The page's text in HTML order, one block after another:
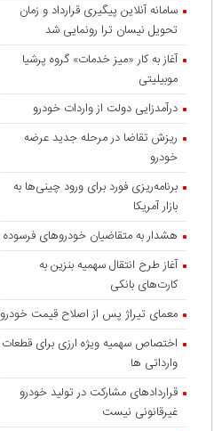
سامانه آنلاین پیگیری قرارداد‌ و زمان
تحویل نیسان ترا رونمایی شد
آغاز به کار «میز خدمات» گروه پرشیا
موبیلیتی
درآمدزایی دولت از واردات خودرو
ریزش تقاضا در مرحله جدید عرضه
خودرو
برنامه‌ریزی فورد برای ورود چینی‌ها به
بازار آمریکا
هشدار به متقاضیان خودروهای فرسوده
آغاز طرح انتقال سهمیه بنزین به
کارت‌های بانکی
معمای تیراژ پس از اصلاح قیمت خودرو
اختصاص سهمیه ویژه ارزی برای قطعات
وارداتی ها
قراردادهای مشارکت در تولید خودرو
غیرقانونی نیست